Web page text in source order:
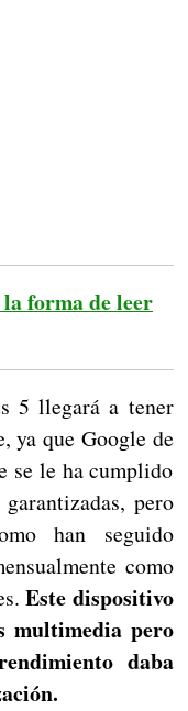
forma de leer
5 llegará a tener
ya que Google de
se le ha cumplido
pero
han seguido
como
Este dispositivo
multimedia pero
daba